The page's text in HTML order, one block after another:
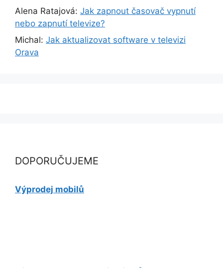
Alena Ratajová: Jak zapnout časovač vypnutí
nebo zapnutí televize?
Michal: Jak aktualizovat software v televizi
Orava
DOPORUČUJEME
Výprodej mobilů